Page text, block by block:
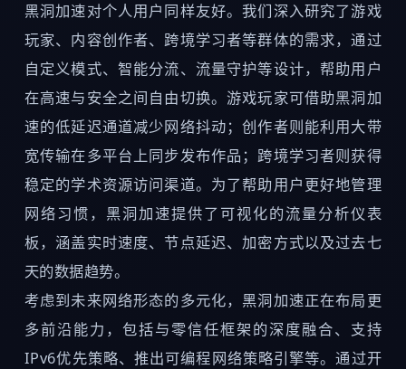
黑洞加速对个人用户同样友好。我们深入研究了游戏
玩家、内容创作者、跨境学习者等群体的需求，通过
自定义模式、智能分流、流量守护等设计，帮助用户
在高速与安全之间自由切换。游戏玩家可借助黑洞加
速的低延迟通道减少网络抖动；创作者则能利用大带
宽传输在多平台上同步发布作品；跨境学习者则获得
稳定的学术资源访问渠道。为了帮助用户更好地管理
网络习惯，黑洞加速提供了可视化的流量分析仪表
板，涵盖实时速度、节点延迟、加密方式以及过去七
天的数据趋势。
考虑到未来网络形态的多元化，黑洞加速正在布局更
多前沿能力，包括与零信任框架的深度融合、支持
IPv6优先策略、推出可编程网络策略引擎等。通过开